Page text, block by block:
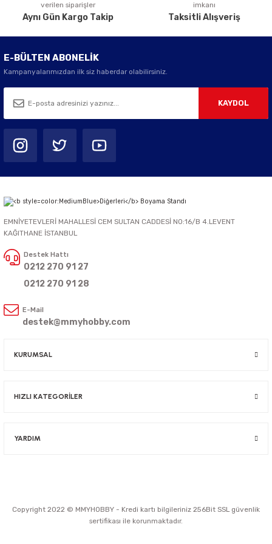
verilen siparişler
Aynı Gün Kargo Takip
imkanı
Taksitli Alışveriş
E-BÜLTEN ABONELİK
Kampanyalarımızdan ilk siz haberdar olabilirsiniz.
KAYDOL
EMNİYETEVLERİ MAHALLESİ CEM SULTAN CADDESİ NO:16/B 4.LEVENT
KAĞITHANE İSTANBUL
Destek Hattı
0212 270 91 27
0212 270 91 28
E-Mail
destek@mmyhobby.com
KURUMSAL
HIZLI KATEGORİLER
YARDIM
Copyright 2022 © MMYHOBBY - Kredi kartı bilgileriniz 256Bit SSL güvenlik
sertifikası ile korunmaktadır.